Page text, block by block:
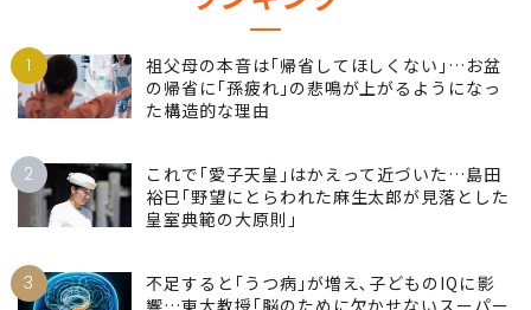
1
祖父母の本音は｢帰省してほしくない｣…お盆
の帰省に｢孫疲れ｣の悲鳴が上がるようになっ
た構造的な理由
2
これで｢愛子天皇｣はかえって近づいた…島田
裕巳｢野望にとらわれた麻生太郎が見落とした
皇室典範の大原則｣
3
不足すると｢うつ病｣が増え､子どものIQに影
響…東大教授｢脳のために欠かせないスーパー